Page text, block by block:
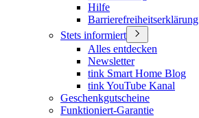
Hilfe
Barrierefreiheitserklärung
Stets informiert
Alles entdecken
Newsletter
tink Smart Home Blog
tink YouTube Kanal
Geschenkgutscheine
Funktioniert-Garantie